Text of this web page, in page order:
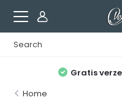
Gratis
Home